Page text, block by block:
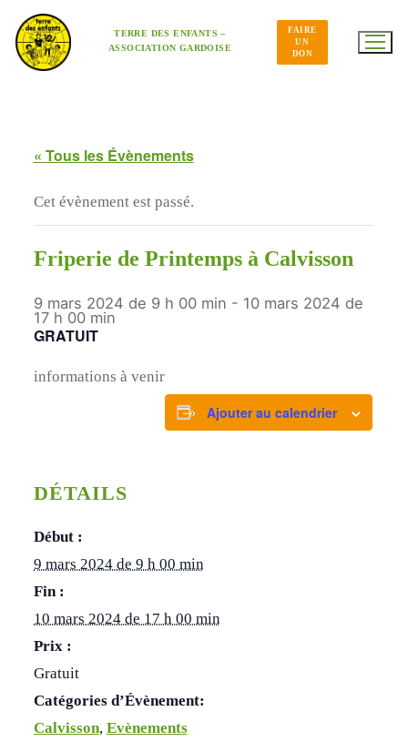
contenu
TERRE DES ENFANTS –
ASSOCIATION GARDOISE
FAIRE
UN
DON
« Tous les Évènements
Cet évènement est passé.
Friperie de Printemps à Calvisson
9 mars 2024 de 9 h 00 min - 10 mars 2024 de
17 h 00 min
GRATUIT
informations à venir
Ajouter au calendrier
DÉTAILS
Début :
9 mars 2024 de 9 h 00 min
Fin :
10 mars 2024 de 17 h 00 min
Prix :
Gratuit
Catégories d’Évènement:
Calvisson, Evènements